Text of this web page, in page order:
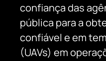
confiança das
pública para a
confiável e em
(UAVs) em